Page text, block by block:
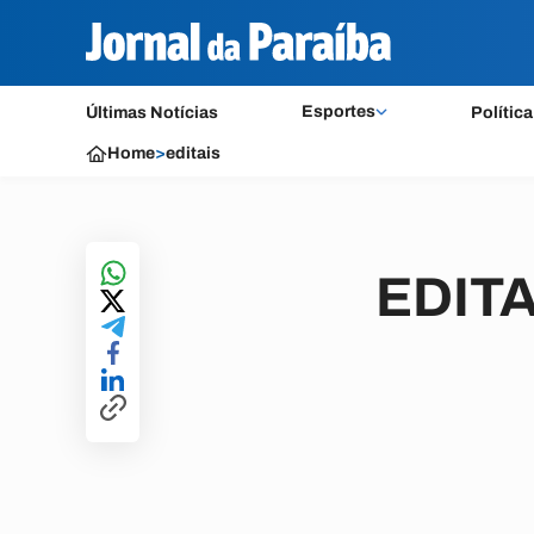
Últimas Notícias Esportes Política
Home>editais